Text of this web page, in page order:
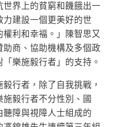
界上的貧窮和饑餓出一
建設一個更美好的世
利和幸褔。」陳智思又
商、協助機構及多個政
樂施毅行者」的支持。
行者，除了自我挑戰，
毅行者不分性別、國
障與視障人士組成的